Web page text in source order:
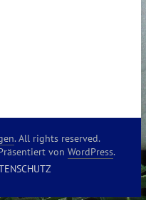
. All rights reserved.
von WordPress.